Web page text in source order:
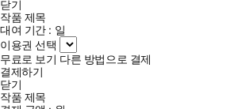
닫기
작품 제목
대여 기간 : 일
이용권 선택
무료로 보기 다른 방법으로 결제
결제하기
닫기
작품 제목